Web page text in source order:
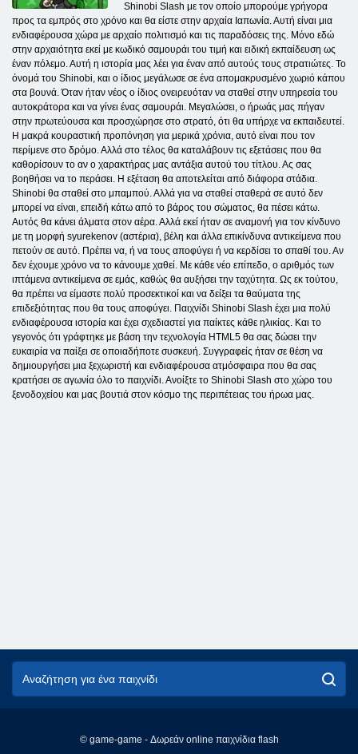
Shinobi Slash με τον οποίο μπορούμε γρήγορα
προς τα εμπρός στο χρόνο και θα είστε στην αρχαία Ιαπωνία. Αυτή είναι μια
ενδιαφέρουσα χώρα με αρχαίο πολιτισμό και τις παραδόσεις της. Μόνο εδώ
στην αρχαιότητα εκεί με κωδικό σαμουράι του τιμή και ειδική εκπαίδευση ως
έναν πόλεμο. Αυτή η ιστορία μας λέει για έναν από αυτούς τους στρατιώτες. Το
όνομά του Shinobi, και ο ίδιος μεγάλωσε σε ένα απομακρυσμένο χωριό κάπου
στα βουνά. Όταν ήταν νέος ο ίδιος ονειρευόταν να σταθεί στην υπηρεσία του
αυτοκράτορα και να γίνει ένας σαμουράι. Μεγαλώσει, ο ήρωάς μας πήγαν
στην πρωτεύουσα και προσχώρησε στο στρατό, ότι θα υπήρχε να εκπαιδευτεί.
Η μακρά κουραστική προπόνηση για μερικά χρόνια, αυτό είναι που τον
περίμενε στο δρόμο. Αλλά στο τέλος θα καταλάβουν τις εξετάσεις που θα
καθορίσουν το αν ο χαρακτήρας μας αντάξια αυτού του τίτλου. Ας σας
βοηθήσει να το περάσει. Η εξέταση θα αποτελείται από διάφορα στάδια.
Shinobi θα σταθεί στο μπαμπού. Αλλά για να σταθεί σταθερά σε αυτό δεν
μπορεί να είναι, επειδή κάτω από το βάρος του σώματος, θα πέσει κάτω.
Αυτός θα κάνει άλματα στον αέρα. Αλλά εκεί ήταν σε αναμονή για τον κίνδυνο
με τη μορφή syurekenov (αστέρια), βέλη και άλλα επικίνδυνα αντικείμενα που
πετούν σε αυτό. Πρέπει να, ή να τους αποφύγει ή να κερδίσει το σπαθί του. Αν
δεν έχουμε χρόνο να το κάνουμε χαθεί. Με κάθε νέο επίπεδο, ο αριθμός των
ιπτάμενα αντικείμενα σε εμάς, καθώς θα αυξήσει την ταχύτητα. Ως εκ τούτου,
θα πρέπει να είμαστε πολύ προσεκτικοί και να δείξει τα θαύματα της
επιδεξιότητας που θα τους αποφύγει. Παιχνίδι Shinobi Slash έχει μια πολύ
ενδιαφέρουσα ιστορία και έχει σχεδιαστεί για παίκτες κάθε ηλικίας. Και το
γεγονός ότι γράφτηκε με βάση την τεχνολογία HTML5 θα σας δώσει την
ευκαιρία να παίξει σε οποιαδήποτε συσκευή. Συγγραφείς ήταν σε θέση να
δημιουργήσει μια ξεχωριστή και ενδιαφέρουσα ατμόσφαιρα που θα σας
κρατήσει σε αγωνία όλο το παιχνίδι. Ανοίξτε το Shinobi Slash στο χώρο του
ξενοδοχείου και μας βουτιά στον κόσμο της περιπέτειας του ήρωα μας.
© game-game - Δωρεάν online παιχνίδια flash